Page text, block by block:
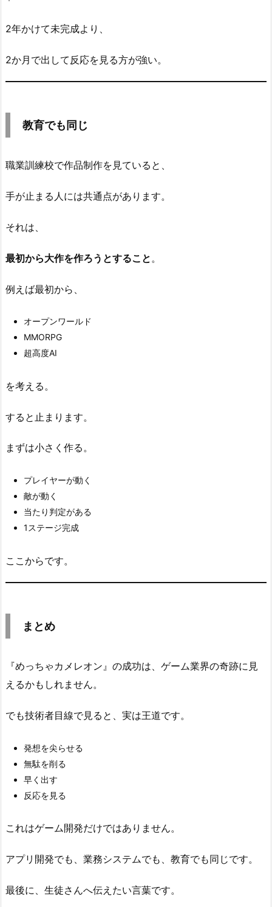
2年かけて未完成より、
2か月で出して反応を見る方が強い。
教育でも同じ
職業訓練校で作品制作を見ていると、
手が止まる人には共通点があります。
それは、
最初から大作を作ろうとすること 。
例えば最初から、
オープンワールド
MMORPG
超高度AI
を考える。
すると止まります。
まずは小さく作る。
プレイヤーが動く
敵が動く
当たり判定がある
1ステージ完成
ここからです。
まとめ
『めっちゃカメレオン』の成功は、ゲーム業界の奇跡に見
えるかもしれません。
でも技術者目線で見ると、実は王道です。
発想を尖らせる
無駄を削る
早く出す
反応を見る
これはゲーム開発だけではありません。
アプリ開発でも、業務システムでも、教育でも同じです。
最後に、生徒さんへ伝えたい言葉です。